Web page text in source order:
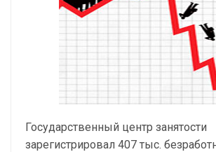
Государственный центр занятости
зарегистрировал 407 тыс.